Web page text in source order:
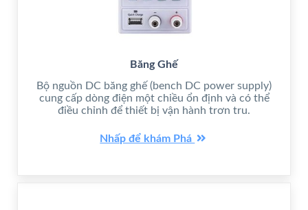
Băng Ghế
Bộ nguồn DC băng ghế (bench DC power supply)
cung cấp dòng điện một chiều ổn định và có thể
điều chỉnh để thiết bị vận hành trơn tru.
Nhấp để khám Phá